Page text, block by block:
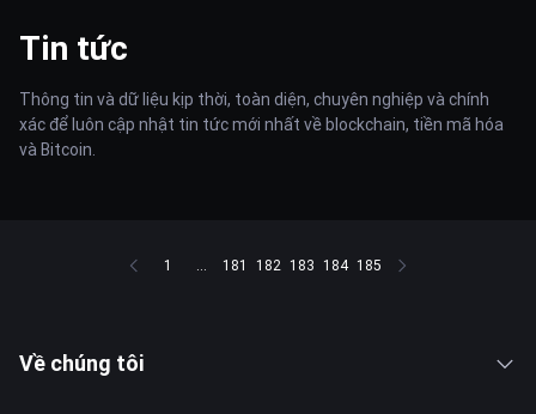
Tin tức
Thông tin và dữ liệu kịp thời, toàn diện, chuyên nghiệp và chính
xác để luôn cập nhật tin tức mới nhất về blockchain, tiền mã hóa
và Bitcoin.
1 ... 181 182 183 184 185
Về chúng tôi